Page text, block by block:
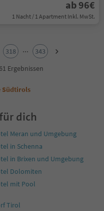
ab 96€
1 Nacht / 1 Apartment Inkl. MwSt.
318 ...
343
Ergebnissen
Südtirols
dich
Meran und Umgebung
in Schenna
in Brixen und Umgebung
Dolomiten
mit Pool
Tirol